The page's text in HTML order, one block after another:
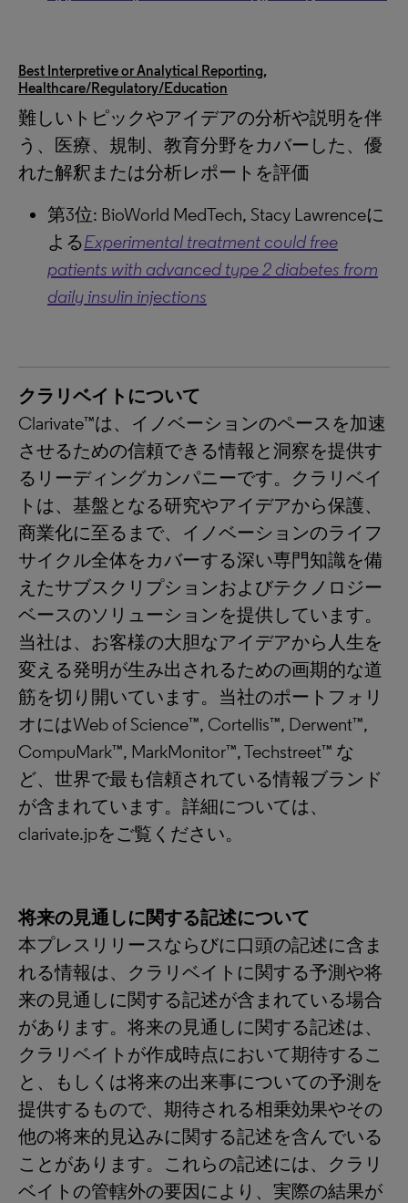
Best Interpretive or Analytical Reporting,
Healthcare/Regulatory/Education
難しいトピックやアイデアの分析や説明を伴
う、医療、規制、教育分野をカバーした、優
れた解釈または分析レポートを評価
第3位: BioWorld MedTech, Stacy Lawrenceに
よるExperimental treatment could free
patients with advanced type 2 diabetes from
daily insulin injections
クラリベイトについて
Clarivate™は、イノベーションのペースを加速
させるための信頼できる情報と洞察を提供す
るリーディングカンパニーです。クラリベイ
トは、基盤となる研究やアイデアから保護、
商業化に至るまで、イノベーションのライフ
サイクル全体をカバーする深い専門知識を備
えたサブスクリプションおよびテクノロジー
ベースのソリューションを提供しています。
当社は、お客様の大胆なアイデアから人生を
変える発明が生み出されるための画期的な道
筋を切り開いています。当社のポートフォリ
オにはWeb of Science™, Cortellis™, Derwent™,
CompuMark™, MarkMonitor™, Techstreet™ な
ど、世界で最も信頼されている情報ブランド
が含まれています。詳細については、
clarivate.jpをご覧ください。
将来の見通しに関する記述について
本プレスリリースならびに口頭の記述に含ま
れる情報は、クラリベイトに関する予測や将
来の見通しに関する記述が含まれている場合
があります。将来の見通しに関する記述は、
クラリベイトが作成時点において期待するこ
と、もしくは将来の出来事についての予測を
提供するもので、期待される相乗効果やその
他の将来的見込みに関する記述を含んでいる
ことがあります。これらの記述には、クラリ
ベイトの管轄外の要因により、実際の結果が